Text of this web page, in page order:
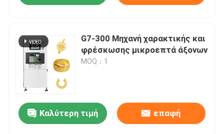
G7-300 Μηχανή χαρακτικής και
φρέσκωσης μικροεπτά άξονων
MOQ：1
Καλύτερη τιμή επαφή